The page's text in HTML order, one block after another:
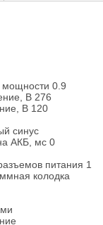
0.9
В 276
В 120
синус
АКБ, мс 0
питания 1
колодка